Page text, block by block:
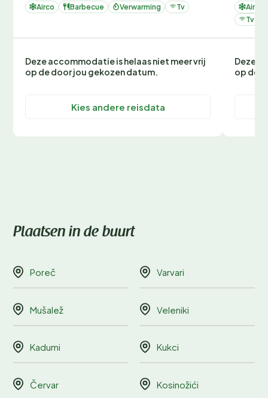
Airco Barbecue Verwarming Tv
Deze accommodatie is helaas niet meer vrij
op de door jou gekozen datum.
Kies andere reisdata
Airco
Tv
Deze
op de
Plaatsen in de buurt
Poreč Varvari
Mušalež Veleniki
Kadumi Kukci
Červar Kosinožići